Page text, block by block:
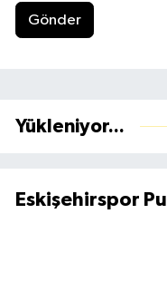
Gönder
Yükleniyor...
Eskişehirspor